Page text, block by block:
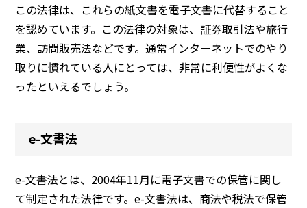
この法律は、これらの紙文書を電子文書に代替すること
を認めています。この法律の対象は、証券取引法や旅行
業、訪問販売法などです。通常インターネットでのやり
取りに慣れている人にとっては、非常に利便性がよくな
ったといえるでしょう。
e-文書法
e-文書法とは、2004年11月に電子文書での保管に関し
て制定された法律です。e-文書法は、商法や税法で保管